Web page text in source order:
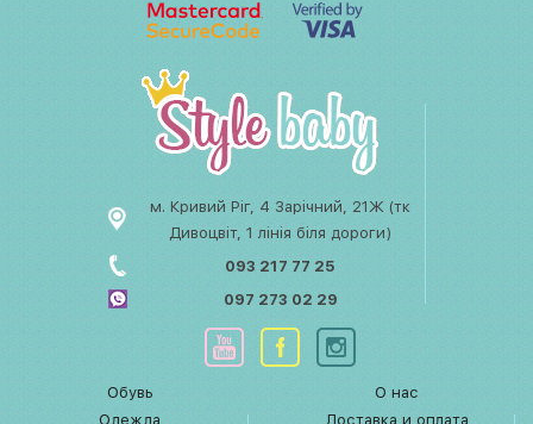
м. Кривий Ріг, 4 Зарічний, 21Ж (тк
Дивоцвіт, 1 лінія біля дороги)
093 217 77 25
097 273 02 29
Обувь
Одежда
О нас
Доставка и оплата